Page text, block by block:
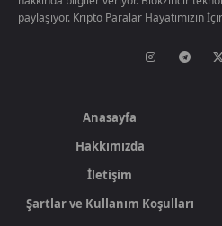
paylaşıyor. Kripto Paralar Hayatımızın
Anasayfa
Hakkımızda
İletişim
Şartlar ve Kullanım Koşulları